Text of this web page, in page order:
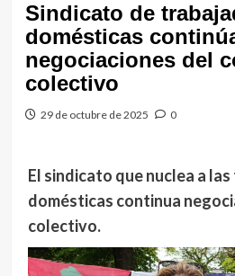
Sindicato de
domésticas
negociaciones del
colectivo
29 de octubre de 2025 0
El sindicato que nuclea a
domésticas continua
colectivo.